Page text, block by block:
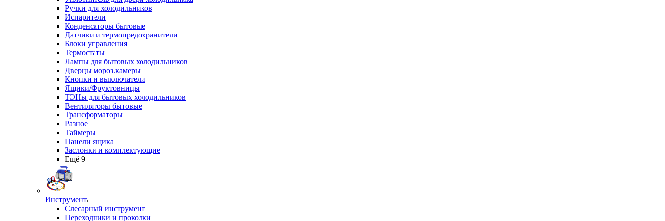
Ручки для холодильников
Испарители
Конденсаторы бытовые
Датчики и термопредохранители
Блоки управления
Термостаты
Лампы для бытовых холодильников
Дверцы мороз.камеры
Кнопки и выключатели
Ящики/Фруктовницы
ТЭНы для бытовых холодильников
Вентиляторы бытовые
Трансформаторы
Разное
Таймеры
Панели ящика
Заслонки и комплектующие
Ещё 9
Инструмент
Слесарный инструмент
Переходники и проколки